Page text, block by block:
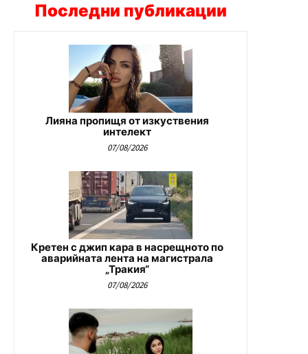
Последни публикации
Лияна пропищя от изкуствения
интелект
07/08/2026
Кретен с джип кара в насрещното по
аварийната лента на магистрала
„Тракия“
07/08/2026